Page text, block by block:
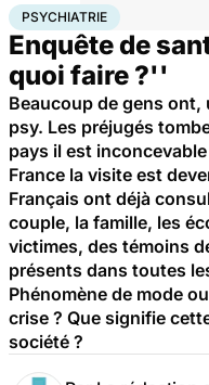
AccueilBien-être
PSYCHIATRIE
Enquête de
quoi faire ?''
Beaucoup de gens
psy. Les préjugés
pays il est
France la visite est
Français ont déjà
couple, la famille, les
victimes, des témoins
présents dans toutes
Phénomène de mode
crise ? Que signifie
société ?